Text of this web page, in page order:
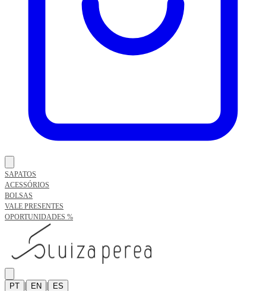
SAPATOS
ACESSÓRIOS
BOLSAS
VALE PRESENTES
OPORTUNIDADES %
PT | EN | ES